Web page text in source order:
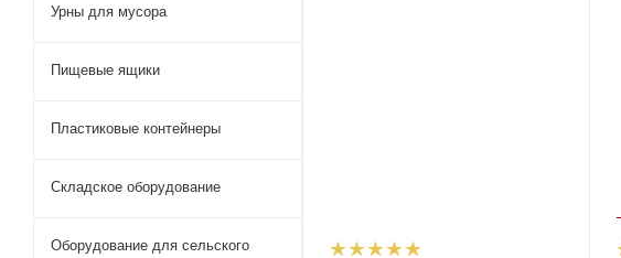
Урны для мусора
Пищевые ящики
Пластиковые контейнеры
Складское оборудование
Оборудование для сельского